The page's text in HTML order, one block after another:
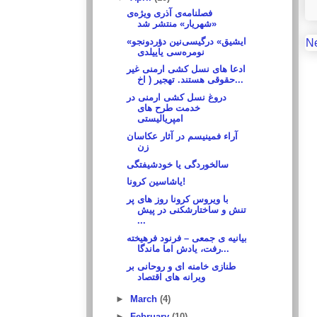
فصلنامه‌ی آذری ویژه‌ی
«شهریار» منتشر شد
«ایشیق» درگیسی‌نین دؤردونجو
نومره‌سی یاییلدی
ادعا های نسل کشی ارمنی غیر
حقوقی هستند. تهجیر ( اخ...
دروغ نسل کشی ارمنی در
خدمت طرح های
امپریالیستی
آراء فمینیسم در آثار عکاسان
زن
سالخوردگی یا خودشیفتگی
یاشاسین کرونا!
با ویروس کرونا روز های پر
تنش و ساختارشکنی در پیش
...
بیانیه ی جمعی – فرنود فرهیخته
رفت، یادش اما ماندگا...
طنازی خامنه ای و روحانی بر
ویرانه های اقتصاد
► March (4)